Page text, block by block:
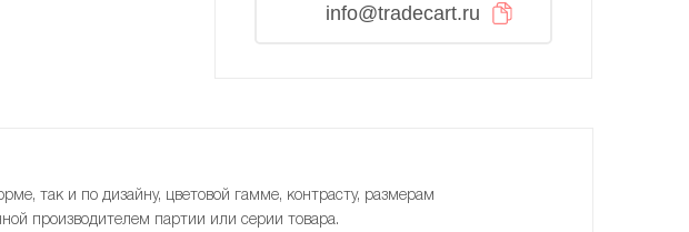
info@tradecart.ru
так и по дизайну, цветовой гамме, контрасту, размерам
производителем партии или серии товара.